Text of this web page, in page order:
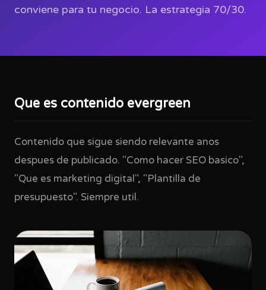
conviene para tu negocio. La estrategia 70/30.
Que es contenido evergreen
Contenido que sigue siendo relevante anos
despues de publicado. "Como hacer SEO basico",
"Que es marketing digital", "Plantilla de
presupuesto". Siempre util.